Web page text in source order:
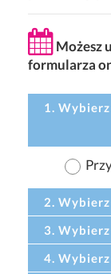
Możesz
formularza
1.
2.
3.
4.